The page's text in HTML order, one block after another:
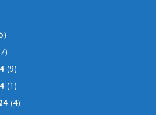
(9)
(1)
(4)